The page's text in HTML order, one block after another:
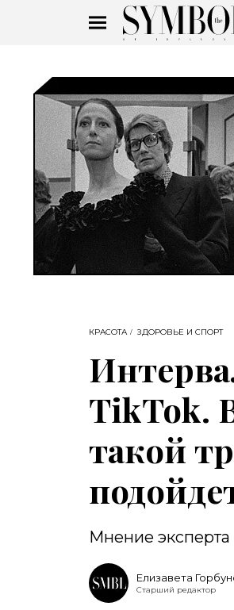
КРАСОТА ЗДОРОВЬЕ И СПОРТ
TikTok.
такой
Мнение эксперта
Елизавета
Старший редактор